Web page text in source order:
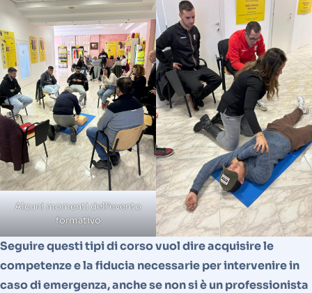
Alcuni momenti dell’evento
formativo
Seguire questi tipi di corso vuol dire acquisire le
competenze e la fiducia necessarie per intervenire in
caso di emergenza, anche se non si è un professionista